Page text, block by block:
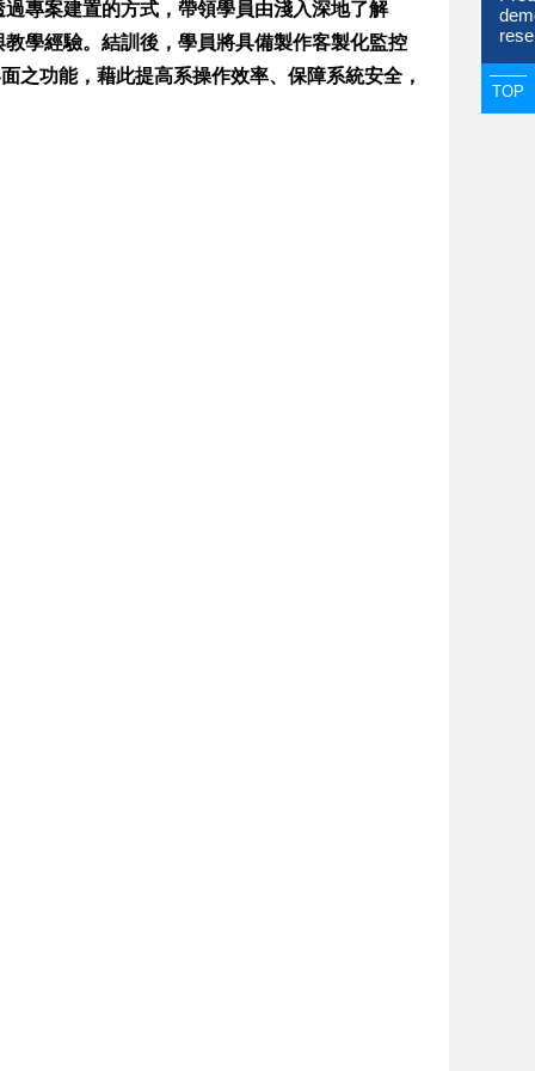
專案建置的方式，帶領學員由淺入深地了解
學經驗。結訓後，學員將具備製作客製化監控
之功能，藉此提高系操作效率、保障系統安全，
TOP